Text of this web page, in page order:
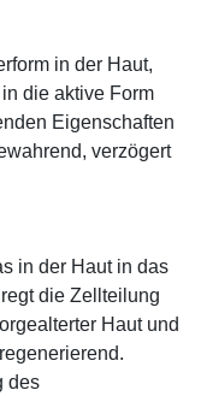
in der Haut,
die aktive Form
Eigenschaften
verzögert
in der Haut in das
die Zellteilung
Haut und
des